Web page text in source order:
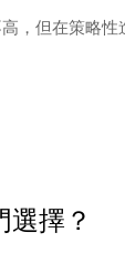
，但在策略
擇？